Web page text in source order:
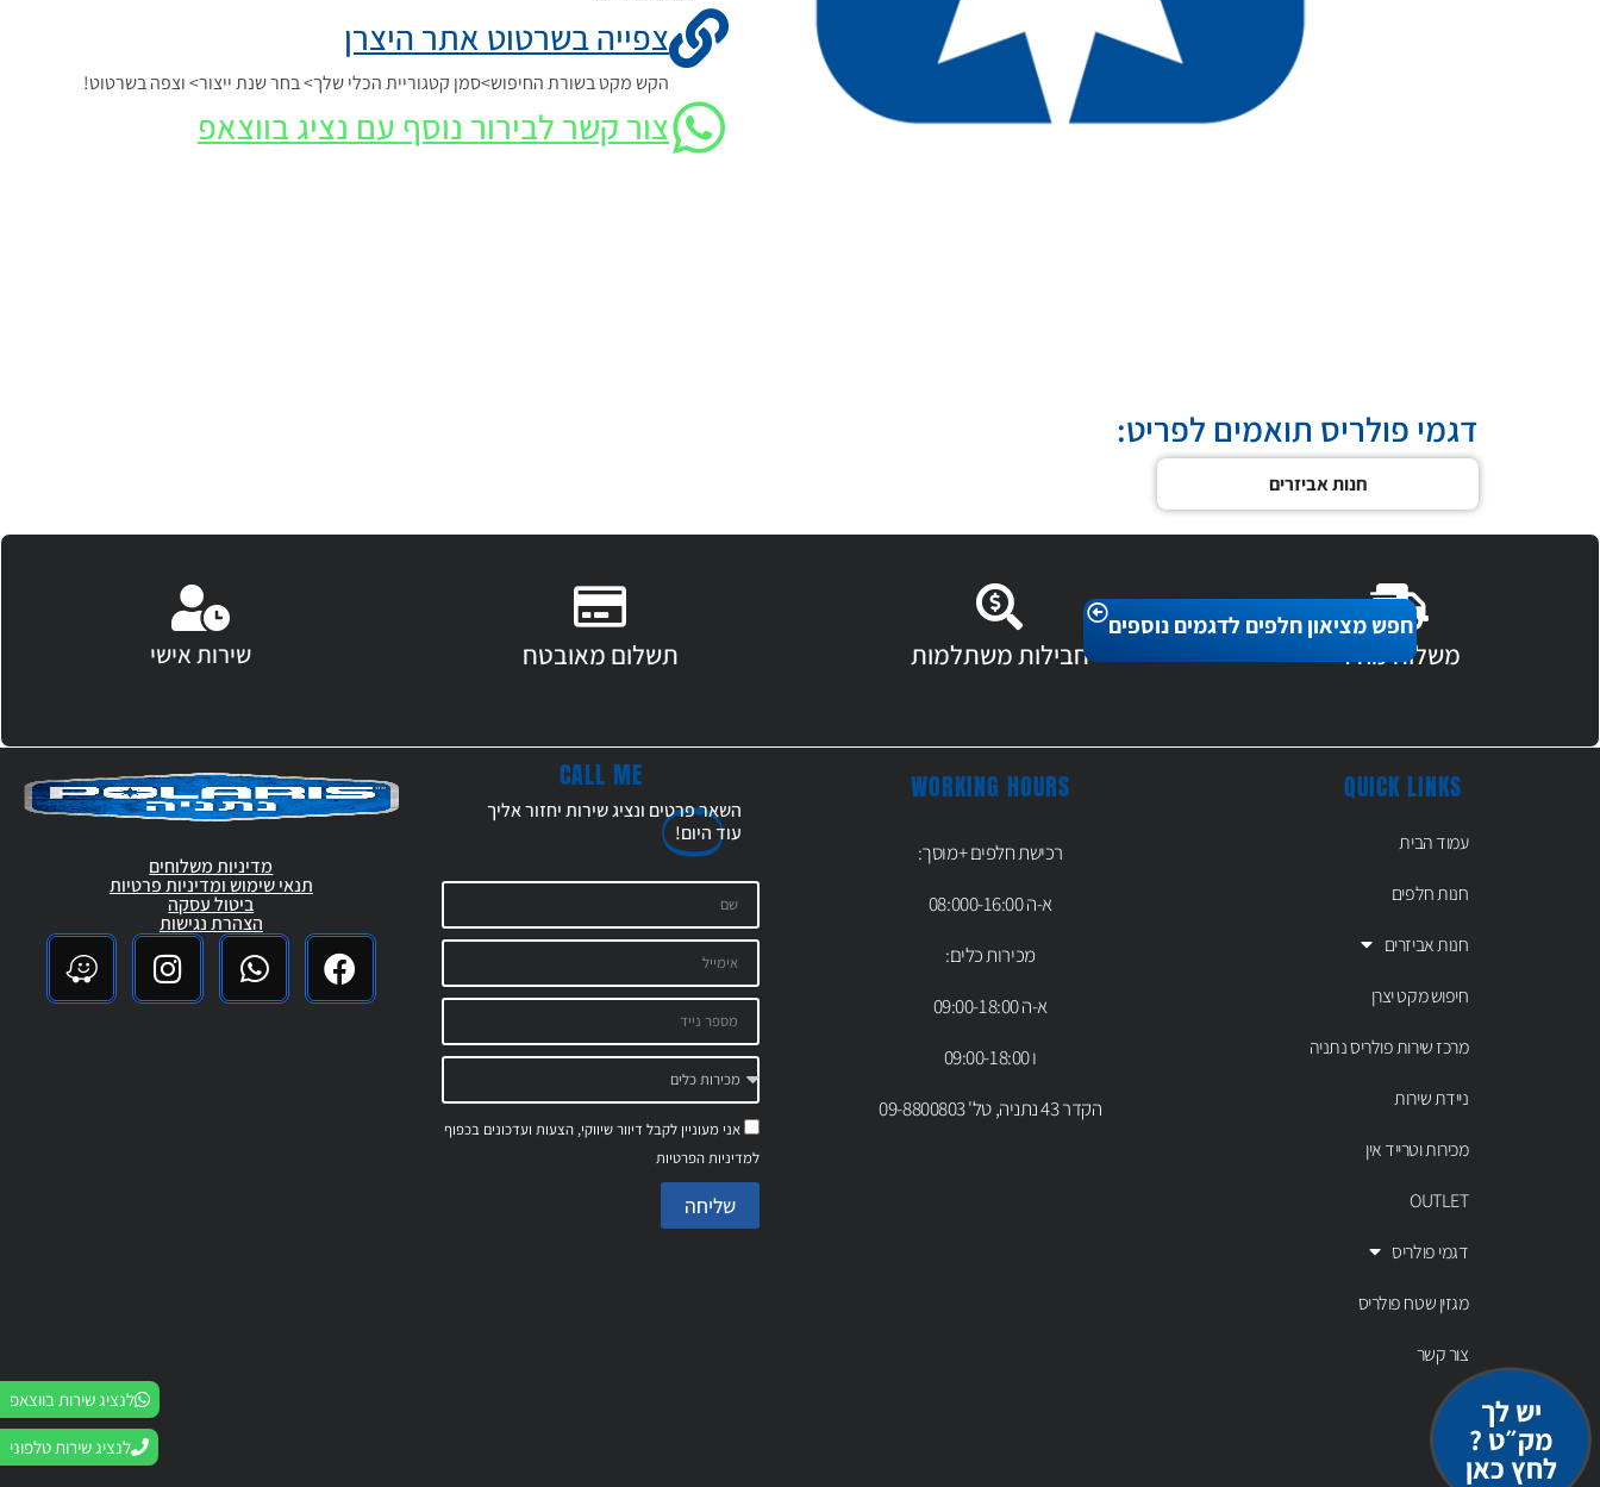
צפייה בשרטוט אתר היצרן
הקש מקט בשורת החיפוש>סמן קטגוריית הכלי שלך> בחר שנת ייצור> וצפה בשרטוט!
צור קשר לבירור נוסף עם נציג בווצאפ
חפש מציאון חלפים לדגמים נוספים
דגמי פולריס תואמים לפריט:
חנות אביזרים
משלוח מהיר חבילות משתלמות תשלום מאובטח שירות אישי
QUICK LINKS
עמוד הבית
חנות חלפים
חנות אביזרים
חיפוש מקט יצרן
מרכז שירות פולריס נתניה
ניידת שירות
מכירות וטרייד אין
OUTLET
דגמי פולריס
מגזין שטח פולריס
צור קשר
יש לך
מק״ט ?
לחץ כאן
WORKING HOURS
רכישת חלפים +מוסך:
א-ה 08:000-16:00
מכירות כלים:
א-ה 09:00-18:00
ו 09:00-18:00
הקדר 43 נתניה, טל' 09-8800803
CALL ME
השאר פרטים ונציג שירות יחזור אליך
עודהיום!
אני מעוניין לקבל דיוור שיווקי, הצעות ועדכונים בכפוף
למדיניות הפרטיות
שליחה
לנציג שירות בווצאפ
לנציג שירות טלפוני
מדיניות משלוחים
תנאי שימוש ומדיניות פרטיות
ביטול עסקה
הצהרת נגישות